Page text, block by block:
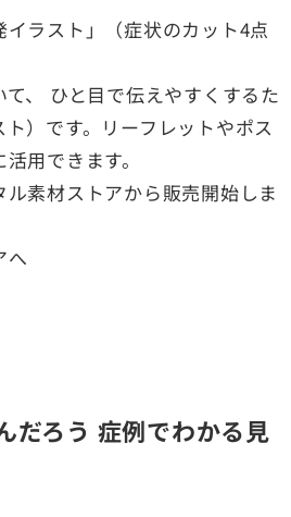
イラスト」（症状のカット4点
、 ひと目で伝えやすくするた
）です。リーフレットやポス
用できます。
素材ストアから販売開始しま
へ
だろう 症例でわかる見